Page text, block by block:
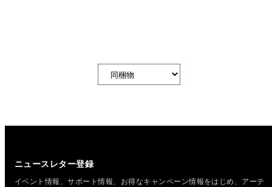
ニュースレター登録
イベント情報、サポート情報、お得なキャンペーン情報をはじめ、 アーテ